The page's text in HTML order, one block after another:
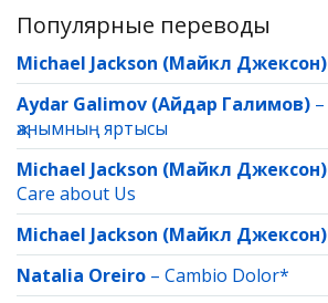
Популярные переводы
Michael Jackson (Майкл Джексон)
Aydar Galimov (Айдар Галимов) –
җанымның яртысы
Michael Jackson (Майкл Джексон)
Care about Us
Michael Jackson (Майкл Джексон)
Natalia Oreiro – Cambio Dolor*